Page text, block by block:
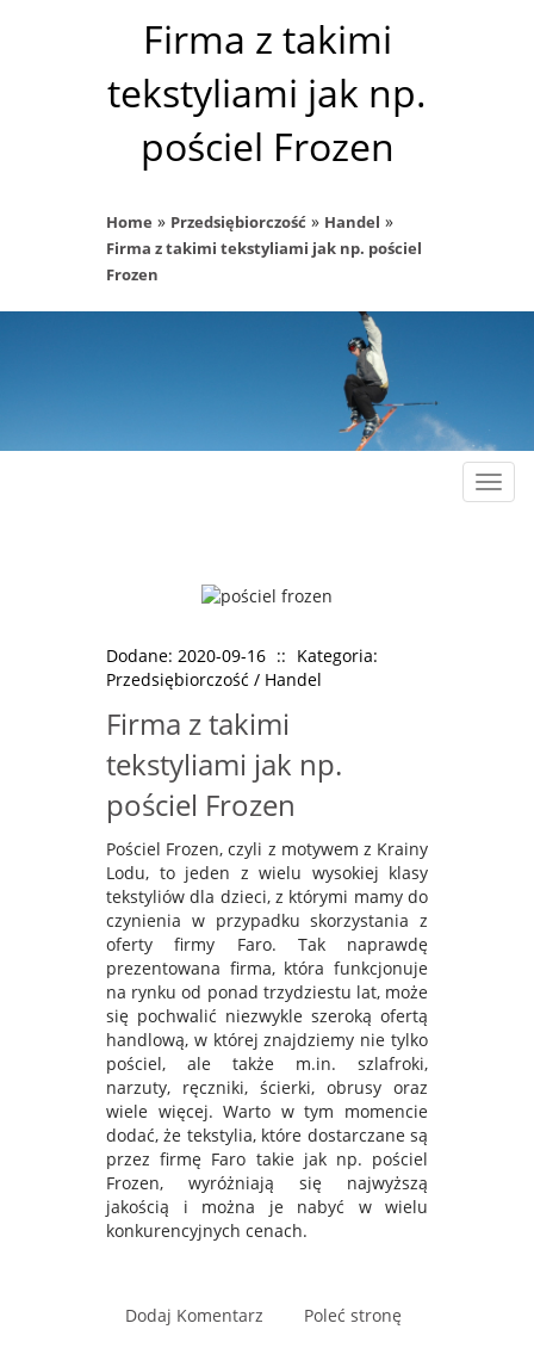
Firma z takimi
tekstyliami jak np.
pościel Frozen
Home » Przedsiębiorczość » Handel »
Firma z takimi tekstyliami jak np. pościel
Frozen
Dodane: 2020-09-16 :: Kategoria:
Przedsiębiorczość / Handel
Firma z takimi
tekstyliami jak np.
pościel Frozen
Pościel Frozen, czyli z motywem z Krainy
Lodu, to jeden z wielu wysokiej klasy
tekstyliów dla dzieci, z którymi mamy do
czynienia w przypadku skorzystania z
oferty firmy Faro. Tak naprawdę
prezentowana firma, która funkcjonuje
na rynku od ponad trzydziestu lat, może
się pochwalić niezwykle szeroką ofertą
handlową, w której znajdziemy nie tylko
pościel, ale także m.in. szlafroki,
narzuty, ręczniki, ścierki, obrusy oraz
wiele więcej. Warto w tym momencie
dodać, że tekstylia, które dostarczane są
przez firmę Faro takie jak np. pościel
Frozen, wyróżniają się najwyższą
jakością i można je nabyć w wielu
konkurencyjnych cenach.
Dodaj Komentarz Poleć stronę